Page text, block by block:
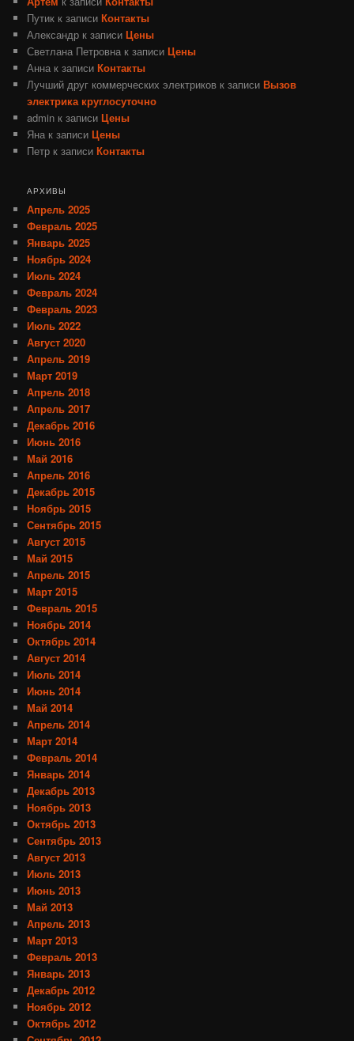
Путик к записиКонтакты
Александр к записиЦены
Светлана Петровна к записиЦены
Анна к записиКонтакты
Лучший друг коммерческих электриков к записиВызов
электрика круглосуточно
admin к записиЦены
Яна к записиЦены
Петр к записиКонтакты
АРХИВЫ
Апрель 2025
Февраль 2025
Январь 2025
Ноябрь 2024
Июль 2024
Февраль 2024
Февраль 2023
Июль 2022
Август 2020
Апрель 2019
Март 2019
Апрель 2018
Апрель 2017
Декабрь 2016
Июнь 2016
Май 2016
Апрель 2016
Декабрь 2015
Ноябрь 2015
Сентябрь 2015
Август 2015
Май 2015
Апрель 2015
Март 2015
Февраль 2015
Ноябрь 2014
Октябрь 2014
Август 2014
Июль 2014
Июнь 2014
Май 2014
Апрель 2014
Март 2014
Февраль 2014
Январь 2014
Декабрь 2013
Ноябрь 2013
Октябрь 2013
Сентябрь 2013
Август 2013
Июль 2013
Июнь 2013
Май 2013
Апрель 2013
Март 2013
Февраль 2013
Январь 2013
Декабрь 2012
Ноябрь 2012
Октябрь 2012